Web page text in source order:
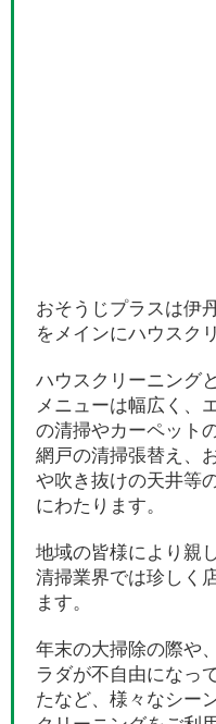
おそうじプラスは伊
をメインにハウスク
ハウスクリーニング
メニューは幅広く、
の清掃やカーペット
網戸の清掃張替え、
や吹き抜けの天井等
にわたります。
地域の皆様により親
清掃業界では珍しく
ます。
年末の大掃除の際や
ラダが不自由になっ
たなど、様々なシー